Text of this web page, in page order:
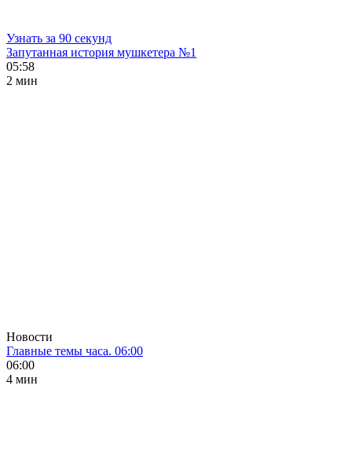
Узнать за 90 секунд
Запутанная история мушкетера №1
05:58
2 мин
Новости
Главные темы часа. 06:00
06:00
4 мин